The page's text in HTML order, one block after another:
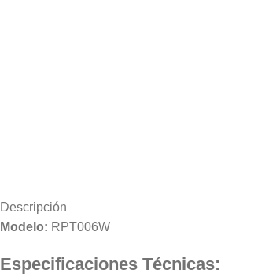
Descripción
Modelo: RPT006W
Especificaciones Técnicas: